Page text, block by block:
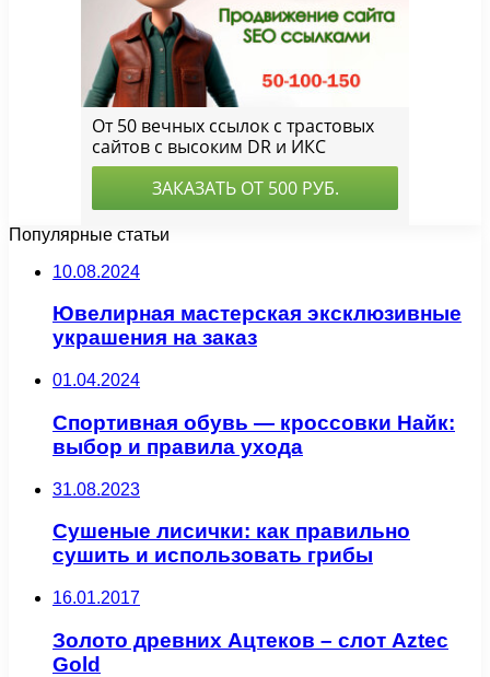
Популярные статьи
10.08.2024
Ювелирная мастерская эксклюзивные
украшения на заказ
01.04.2024
Спортивная обувь — кроссовки Найк:
выбор и правила ухода
31.08.2023
Сушеные лисички: как правильно
сушить и использовать грибы
16.01.2017
Золото древних Ацтеков – слот Aztec
Gold